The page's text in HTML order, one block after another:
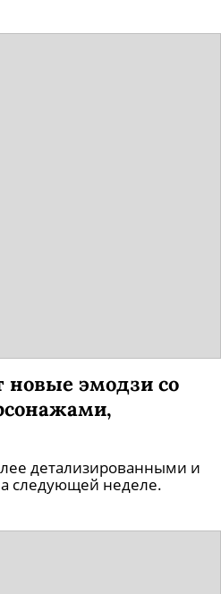
новые эмодзи со
детализированными и
следующей неделе.